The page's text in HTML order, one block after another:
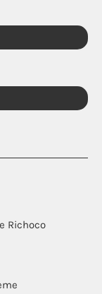
Richoco